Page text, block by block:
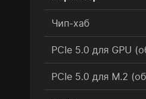
Чип-хаб
PCIe 5.0 для GPU
PCIe 5.0 для M.2